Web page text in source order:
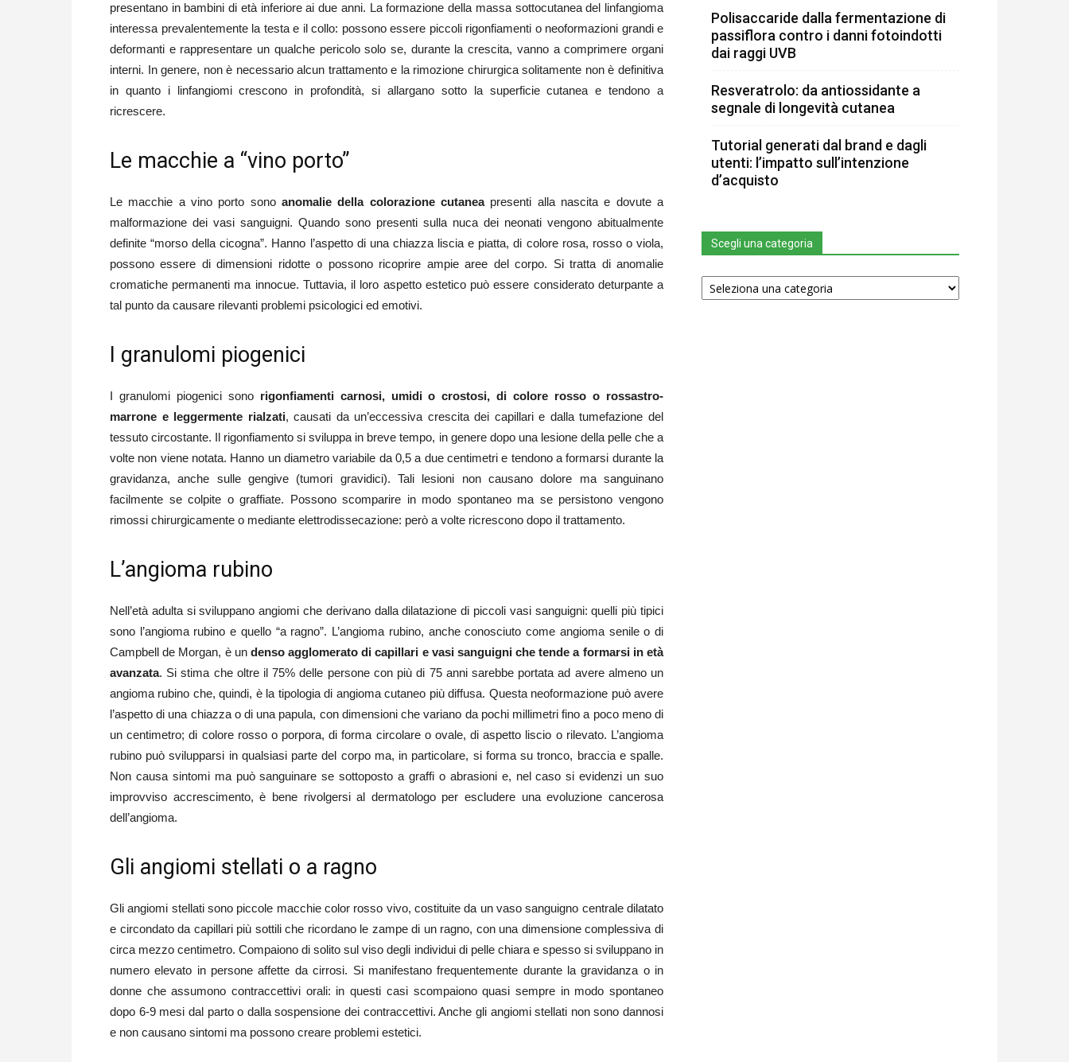
presentano in bambini di età inferiore ai due anni. La formazione della massa sottocutanea del linfangioma
interessa prevalentemente la testa e il collo: possono essere piccoli rigonfiamenti o neoformazioni grandi e
deformanti e rappresentare un qualche pericolo solo se, durante la crescita, vanno a comprimere organi
interni. In genere, non è necessario alcun trattamento e la rimozione chirurgica solitamente non è definitiva
in quanto i linfangiomi crescono in profondità, si allargano sotto la superficie cutanea e tendono a
ricrescere.
Le macchie a “vino porto”
Le macchie a vino porto sono anomalie della colorazione cutaneapresenti alla nascita e dovute a
malformazione dei vasi sanguigni. Quando sono presenti sulla nuca dei neonati vengono abitualmente
definite “morso della cicogna”. Hanno l’aspetto di una chiazza liscia e piatta, di colore rosa, rosso o viola,
possono essere di dimensioni ridotte o possono ricoprire ampie aree del corpo. Si tratta di anomalie
cromatiche permanenti ma innocue. Tuttavia, il loro aspetto estetico può essere considerato deturpante a
tal punto da causare rilevanti problemi psicologici ed emotivi.
I granulomi piogenici
I granulomi piogenici sono rigonfiamenti carnosi, umidi o crostosi, di colore rosso o rossastro-
marrone e leggermente rialzati, causati da un’eccessiva crescita dei capillari e dalla tumefazione del
tessuto circostante. Il rigonfiamento si sviluppa in breve tempo, in genere dopo una lesione della pelle che a
volte non viene notata. Hanno un diametro variabile da 0,5 a due centimetri e tendono a formarsi durante la
gravidanza, anche sulle gengive (tumori gravidici). Tali lesioni non causano dolore ma sanguinano
facilmente se colpite o graffiate. Possono scomparire in modo spontaneo ma se persistono vengono
rimossi chirurgicamente o mediante elettrodissecazione: però a volte ricrescono dopo il trattamento.
L’angioma rubino
Nell’età adulta si sviluppano angiomi che derivano dalla dilatazione di piccoli vasi sanguigni: quelli più tipici
sono l’angioma rubino e quello “a ragno”. L’angioma rubino, anche conosciuto come angioma senile o di
Campbell de Morgan, è un denso agglomerato di capillari e vasi sanguigni che tende a formarsi in età
avanzata. Si stima che oltre il 75% delle persone con più di 75 anni sarebbe portata ad avere almeno un
angioma rubino che, quindi, è la tipologia di angioma cutaneo più diffusa. Questa neoformazione può avere
l’aspetto di una chiazza o di una papula, con dimensioni che variano da pochi millimetri fino a poco meno di
un centimetro; di colore rosso o porpora, di forma circolare o ovale, di aspetto liscio o rilevato. L’angioma
rubino può svilupparsi in qualsiasi parte del corpo ma, in particolare, si forma su tronco, braccia e spalle.
Non causa sintomi ma può sanguinare se sottoposto a graffi o abrasioni e, nel caso si evidenzi un suo
improvviso accrescimento, è bene rivolgersi al dermatologo per escludere una evoluzione cancerosa
dell’angioma.
Gli angiomi stellati o a ragno
Gli angiomi stellati sono piccole macchie color rosso vivo, costituite da un vaso sanguigno centrale dilatato
e circondato da capillari più sottili che ricordano le zampe di un ragno, con una dimensione complessiva di
circa mezzo centimetro. Compaiono di solito sul viso degli individui di pelle chiara e spesso si sviluppano in
numero elevato in persone affette da cirrosi. Si manifestano frequentemente durante la gravidanza o in
donne che assumono contraccettivi orali: in questi casi scompaiono quasi sempre in modo spontaneo
dopo 6-9 mesi dal parto o dalla sospensione dei contraccettivi. Anche gli angiomi stellati non sono dannosi
e non causano sintomi ma possono creare problemi estetici.
Polisaccaride dalla fermentazione di
passiflora contro i danni fotoindotti
dai raggi UVB
Resveratrolo: da antiossidante a
segnale di longevità cutanea
Tutorial generati dal brand e dagli
utenti: l’impatto sull’intenzione
d’acquisto
Scegli una categoria
Scegli
una